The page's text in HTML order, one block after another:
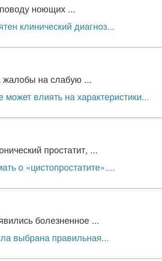
ноющих ...
клинический диагноз...
жалобы на слабую ...
влиять на характеристики...
простатит, ...
о «цистопростатите»....
болезненное ...
выбрана правильная...